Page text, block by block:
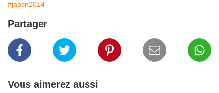
#japon2014
Partager
Vous aimerez aussi